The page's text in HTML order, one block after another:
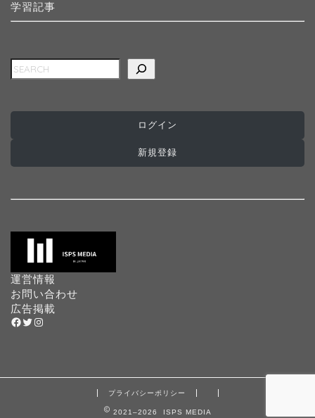
学習記事
検索
ログイン
新規登録
運営情報
お問い合わせ
広告掲載
Facebook Twitter Instagram
プライバシーポリシー
2021–2026 ISPS MEDIA